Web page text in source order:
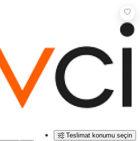
Teslimat konumu seçin